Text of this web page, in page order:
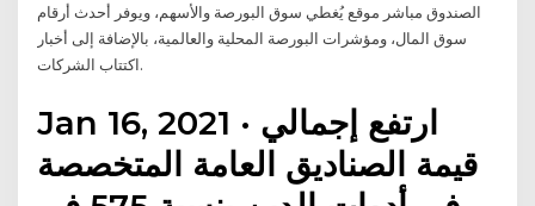
الصندوق مباشر موقع يُغطي سوق البورصة والأسهم، ويوفر أحدث أرقام
سوق المال، ومؤشرات البورصة المحلية والعالمية، بالإضافة إلى أخبار
اكتتاب الشركات.
Jan 16, 2021 · ارتفع إجمالي
قيمة الصناديق العامة المتخصصة